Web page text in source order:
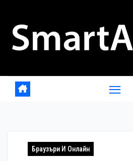
content
Браузъри И Онлайн